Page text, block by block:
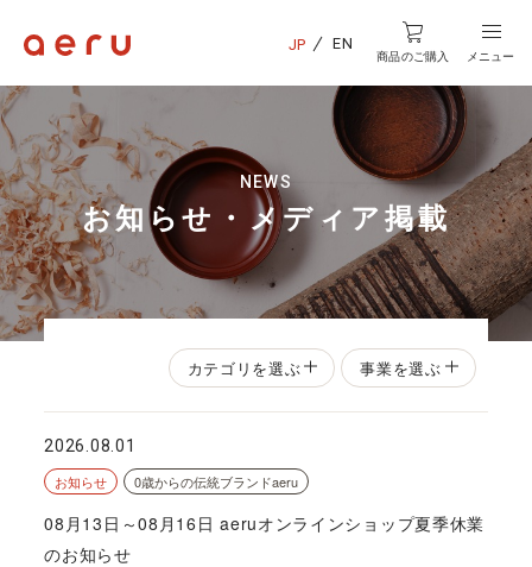
JP EN
商品のご購入 メニュー
NEWS
お知らせ・メディア掲載
カテゴリを選ぶ 事業を選ぶ
2026.08.01
お知らせ
0歳からの伝統ブランドaeru
08月13日～08月16日 aeruオンラインショップ夏季休業
のお知らせ